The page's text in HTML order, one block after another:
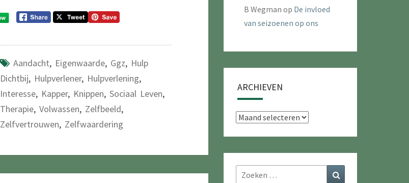
Aandacht, Eigenwaarde, Ggz, Hulp
Dichtbij, Hulpverlener, Hulpverlening,
Interesse, Kapper, Knippen, Sociaal Leven,
Therapie, Volwassen, Zelfbeeld,
Zelfvertrouwen, Zelfwaardering
B Wegman op De invloed
van seizoenen op ons
ARCHIEVEN
Archieven
Zoeken